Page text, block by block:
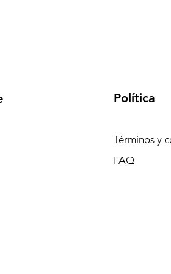
Política
Términos y
FAQ